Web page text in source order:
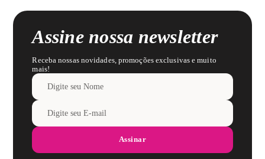
Assine nossa newsletter
Receba nossas novidades, promoções exclusivas e muito
mais!
Assinar